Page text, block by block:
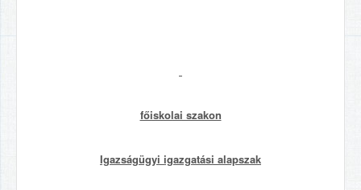
főiskolai szakon
Igazságügyi igazgatási alapszak